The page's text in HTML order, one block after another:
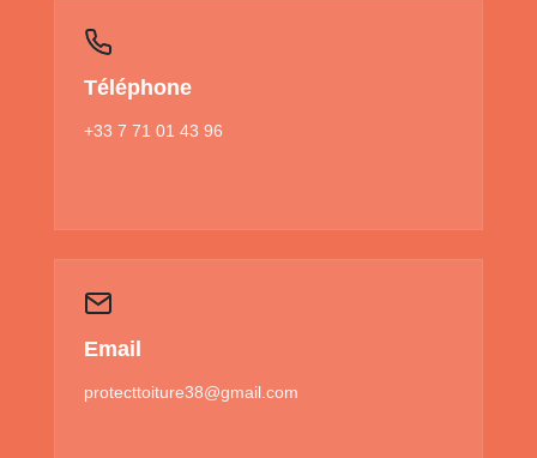
Téléphone
+33 7 71 01 43 96
Email
protecttoiture38@gmail.com